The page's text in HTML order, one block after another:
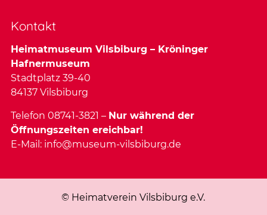
Kontakt
Heimatmuseum Vilsbiburg – Kröninger
Hafnermuseum
Stadtplatz 39-40
84137 Vilsbiburg
Telefon 08741-3821 – Nur während der
Öffnungszeiten ereichbar!
E-Mail: info@museum-vilsbiburg.de
© Heimatverein Vilsbiburg e.V.